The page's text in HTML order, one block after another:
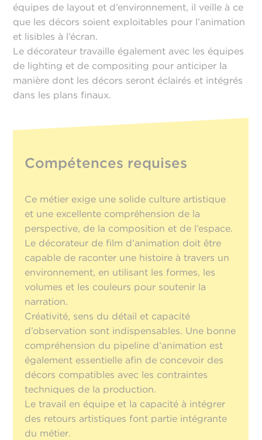
équipes de layout et d’environnement, il veille à ce
que les décors soient exploitables pour l’animation
et lisibles à l’écran.
Le décorateur travaille également avec les équipes
de lighting et de compositing pour anticiper la
manière dont les décors seront éclairés et intégrés
dans les plans finaux.
Compétences requises
Ce métier exige une solide culture artistique
et une excellente compréhension de la
perspective, de la composition et de l’espace.
Le décorateur de film d’animation doit être
capable de raconter une histoire à travers un
environnement, en utilisant les formes, les
volumes et les couleurs pour soutenir la
narration.
Créativité, sens du détail et capacité
d’observation sont indispensables. Une bonne
compréhension du pipeline d’animation est
également essentielle afin de concevoir des
décors compatibles avec les contraintes
techniques de la production.
Le travail en équipe et la capacité à intégrer
des retours artistiques font partie intégrante
du métier.